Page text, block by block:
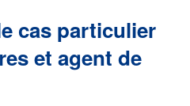
cas particulier
et agent de